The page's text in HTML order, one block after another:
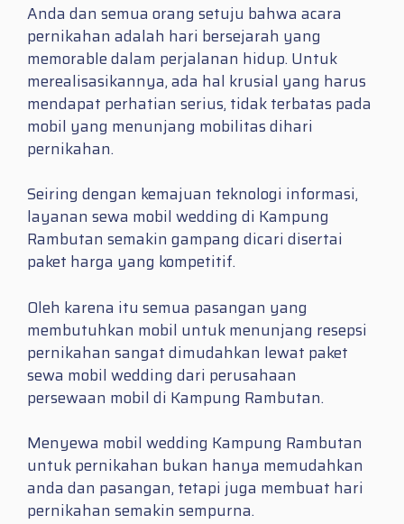
Anda dan semua orang setuju bahwa acara
pernikahan adalah hari bersejarah yang
memorable dalam perjalanan hidup. Untuk
merealisasikannya, ada hal krusial yang harus
mendapat perhatian serius, tidak terbatas pada
mobil yang menunjang mobilitas dihari
pernikahan.
Seiring dengan kemajuan teknologi informasi,
layanan sewa mobil wedding di Kampung
Rambutan semakin gampang dicari disertai
paket harga yang kompetitif.
Oleh karena itu semua pasangan yang
membutuhkan mobil untuk menunjang resepsi
pernikahan sangat dimudahkan lewat paket
sewa mobil wedding dari perusahaan
persewaan mobil di Kampung Rambutan.
Menyewa mobil wedding Kampung Rambutan
untuk pernikahan bukan hanya memudahkan
anda dan pasangan, tetapi juga membuat hari
pernikahan semakin sempurna.